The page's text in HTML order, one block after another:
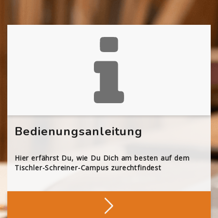
Bedienungsanleitung
Hier erfährst Du, wie Du Dich am besten auf dem
Tischler-Schreiner-Campus zurechtfindest